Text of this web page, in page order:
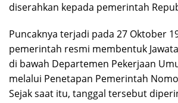
diserahkan kepada pemerintah
Puncaknya terjadi pada 27 Oktober
pemerintah resmi membentuk
di bawah Departemen Pekerjaan
melalui Penetapan Pemerintah
Sejak saat itu, tanggal tersebut